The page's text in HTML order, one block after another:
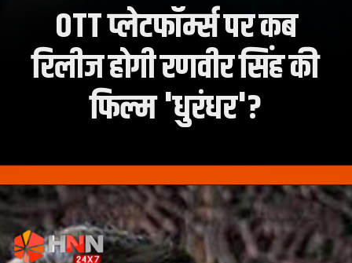
OTT प्लेटफॉर्म्स पर कब
रिलीज होगी रणवीर सिंह की
फिल्म 'धुरंधर'?